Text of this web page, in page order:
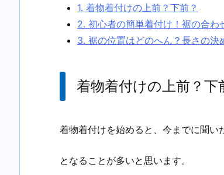
1. 着物着付けの上前？下前？
2. 初心者の簡単着付け！裾の合わ
3. 裾の位置はどのへん？長さの決
着物着付けの上前？下
着物着付けを始めると、今までに聞い
となることが多いと思います。